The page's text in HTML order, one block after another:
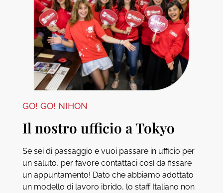
GO! GO! NIHON
Il nostro ufficio a Tokyo
Se sei di passaggio e vuoi passare in ufficio per
un saluto, per favore contattaci così da fissare
un appuntamento! Dato che abbiamo adottato
un modello di lavoro ibrido, lo staff Italiano non